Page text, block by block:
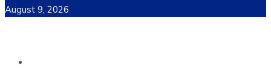
August 9, 2026